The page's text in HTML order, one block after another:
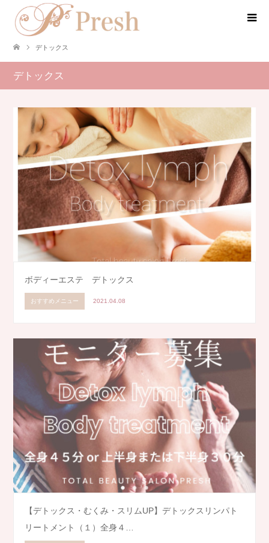
デトックス
デトックス
ボディーエステ デトックス
おすすめメニュー 2021.04.08
【デトックス・むくみ・スリムUP】デトックスリンパト
リートメント（１）全身４…